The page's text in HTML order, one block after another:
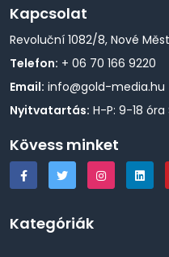
Kapcsolat
Revoluční 1082/8, Nové
Telefon: + 06 70 166 9220
Email: info@gold-media.hu
Nyitvatartás: H-P: 9-18 óra
Kövess minket
Kategóriák